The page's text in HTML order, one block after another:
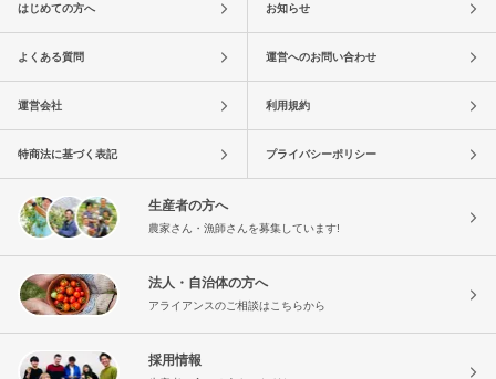
はじめての方へ お知らせ
よくある質問 運営へのお問い合わせ
運営会社 利用規約
特商法に基づく表記 プライバシーポリシー
生産者の方へ
農家さん・漁師さんを募集しています!
法人・自治体の方へ
アライアンスのご相談はこちらから
採用情報